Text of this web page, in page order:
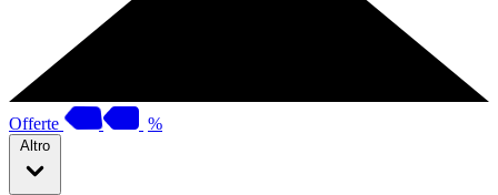
Offerte %
Altro